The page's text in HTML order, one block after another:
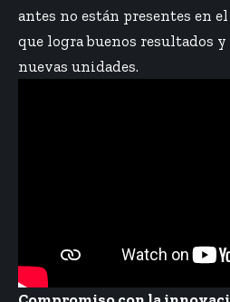
antes no están presentes en
que logra buenos resultados
nuevas unidades.